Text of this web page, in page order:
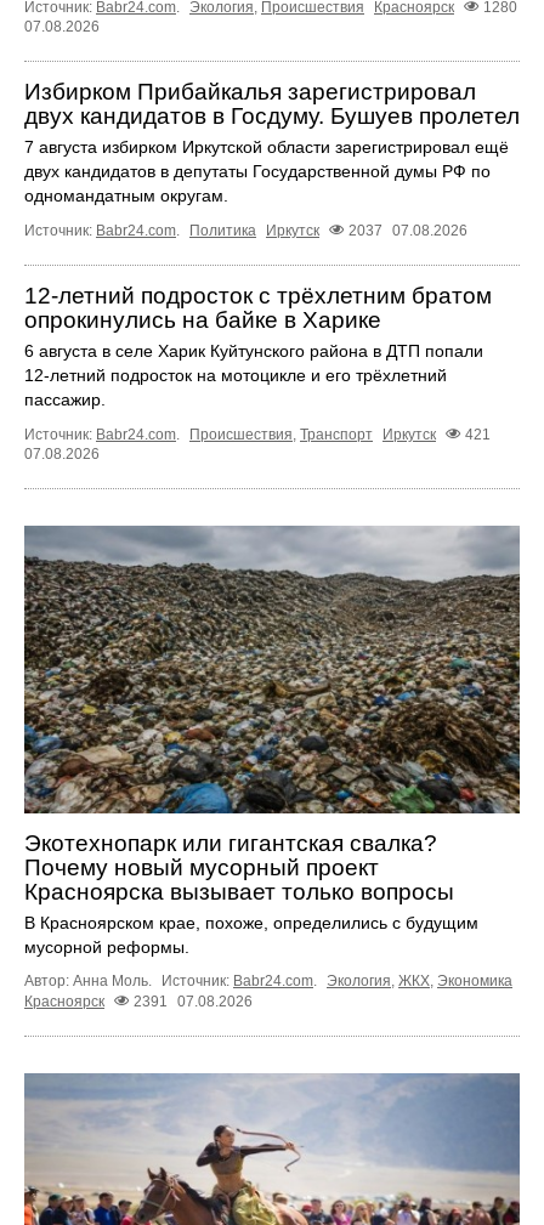
Источник: Babr24.com Экология Происшествия Красноярск
1280
07.08.2026
Избирком Прибайкалья зарегистрировал
двух кандидатов в Госдуму. Бушуев пролетел
7 августа избирком Иркутской области зарегистрировал ещё
двух кандидатов в депутаты Государственной думы РФ по
одномандатным округам.
Источник: Babr24.com. Политика Иркутск 2037 07.08.2026
12‑летний подросток с трёхлетним братом
опрокинулись на байке в Харике
6 августа в селе Харик Куйтунского района в ДТП попали
12‑летний подросток на мотоцикле и его трёхлетний
пассажир.
Источник: Babr24.com. Происшествия, Транспорт Иркутск
421
07.08.2026
Экотехнопарк или гигантская свалка?
Почему новый мусорный проект
Красноярска вызывает только вопросы
В Красноярском крае, похоже, определились с будущим
мусорной реформы.
Автор: Анна Моль. Источник: Babr24.com Экология ЖКХ Экономика
Красноярск
2391 07.08.2026